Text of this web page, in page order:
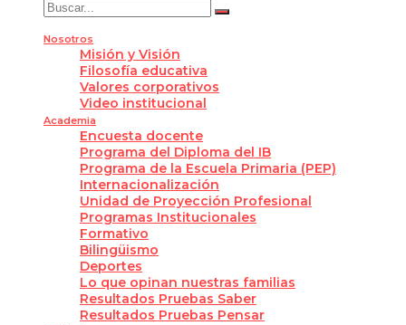
Nosotros
Misión y Visión
Filosofía educativa
Valores corporativos
Video institucional
Academia
Encuesta docente
Programa del Diploma del IB
Programa de la Escuela Primaria (PEP)
Internacionalización
Unidad de Proyección Profesional
Programas Institucionales
Formativo
Bilingüismo
Deportes
Lo que opinan nuestras familias
Resultados Pruebas Saber
Resultados Pruebas Pensar